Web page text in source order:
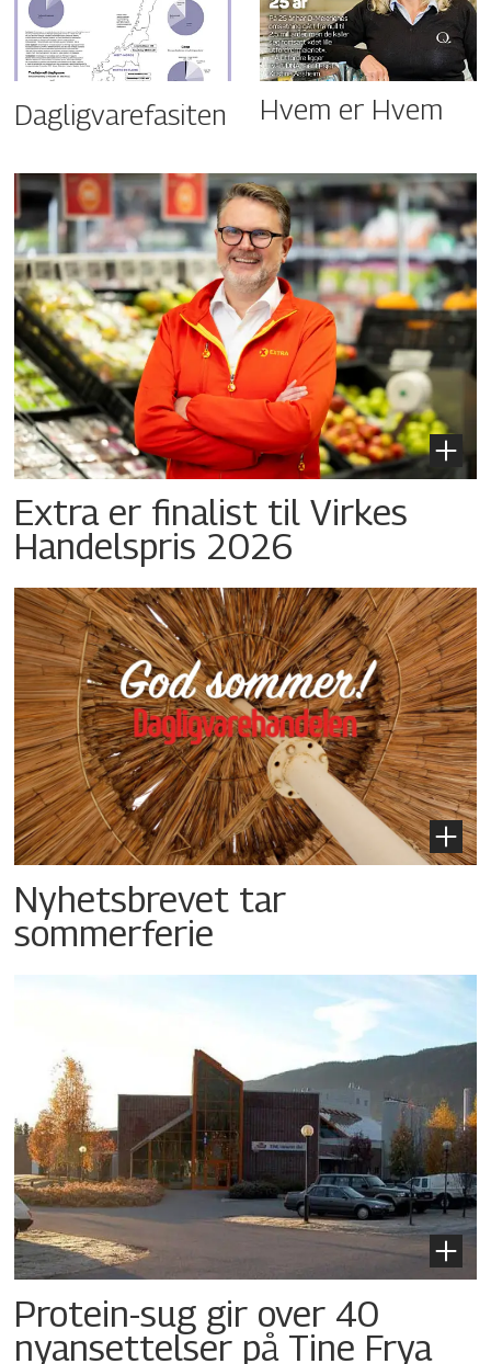
Dagligvarefasiten Hvem er Hvem
Extra er finalist til Virkes
Handelspris 2026
Nyhetsbrevet tar
sommerferie
Protein-sug gir over 40
nyansettelser på Tine Frya